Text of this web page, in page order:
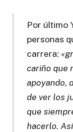
Por último
personas
carrera:
cariño que
apoyando,
de ver los
que
hacerlo.